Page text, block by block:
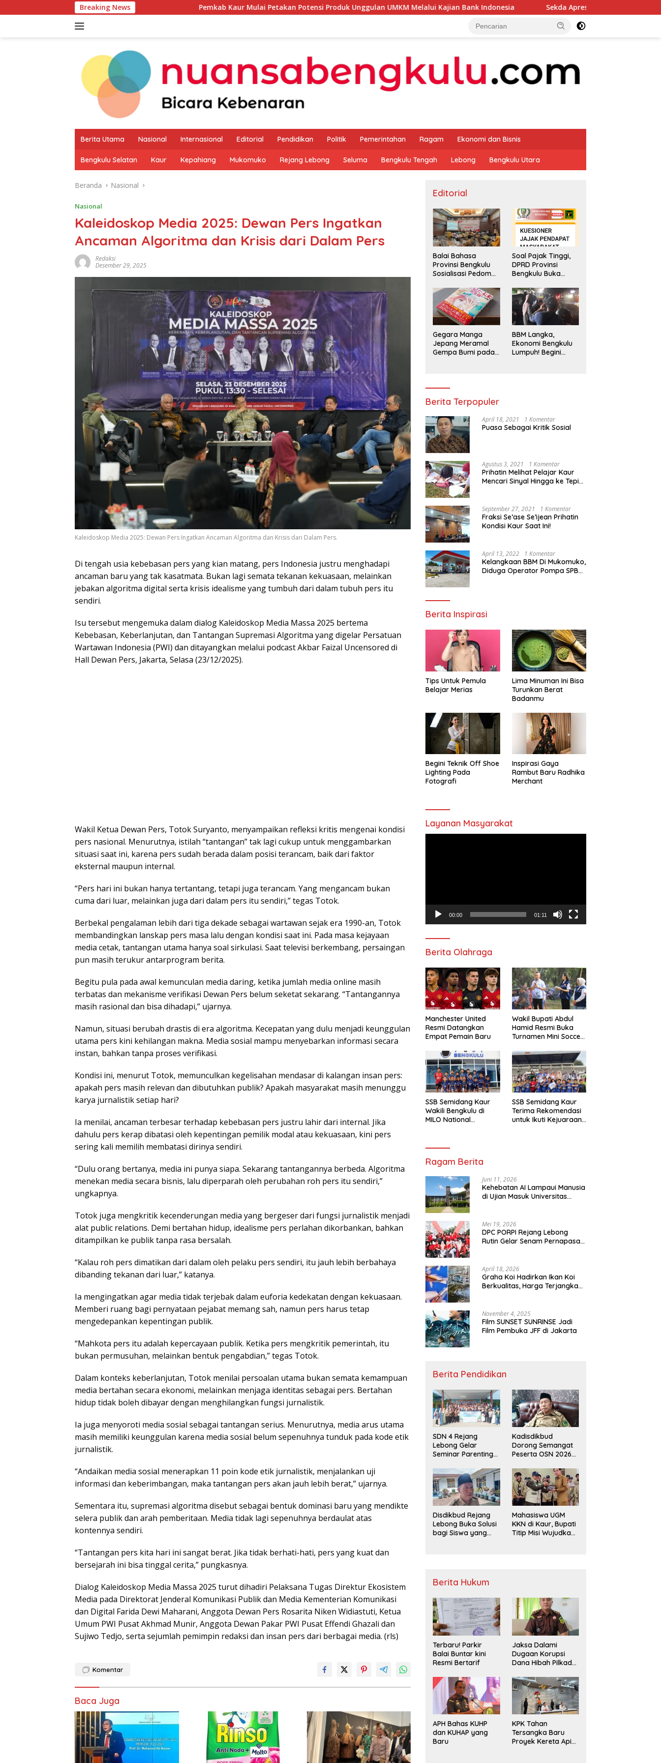
ke
Breaking NewsPemkab Kaur Mulai Petakan Potensi Produk Unggulan UMKM Melalui Kajian Bank Indonesia Sekda Apresiasi Inspektorat Provinsi Bengkulu
Berita Utama Nasional Internasional Editorial Pendidikan Politik Pemerintahan Ragam Ekonomi dan Bisnis
Bengkulu Selatan Kaur Kepahiang Mukomuko Rejang Lebong Seluma Bengkulu Tengah Lebong Bengkulu Utara
Beranda Nasional
Nasional
Kaleidoskop Media 2025: Dewan Pers Ingatkan
Ancaman Algoritma dan Krisis dari Dalam Pers
Redaksi
Desember 29, 2025
Kaleidoskop Media 2025: Dewan Pers Ingatkan Ancaman Algoritma dan Krisis dari Dalam Pers.
Di tengah usia kebebasan pers yang kian matang, pers Indonesia justru menghadapi
ancaman baru yang tak kasatmata. Bukan lagi semata tekanan kekuasaan, melainkan
jebakan algoritma digital serta krisis idealisme yang tumbuh dari dalam tubuh pers itu
sendiri.
Isu tersebut mengemuka dalam dialog Kaleidoskop Media Massa 2025 bertema
Kebebasan, Keberlanjutan, dan Tantangan Supremasi Algoritma yang digelar Persatuan
Wartawan Indonesia (PWI) dan ditayangkan melalui podcast Akbar Faizal Uncensored di
Hall Dewan Pers, Jakarta, Selasa (23/12/2025).
Wakil Ketua Dewan Pers, Totok Suryanto, menyampaikan refleksi kritis mengenai kondisi
pers nasional. Menurutnya, istilah “tantangan” tak lagi cukup untuk menggambarkan
situasi saat ini, karena pers sudah berada dalam posisi terancam, baik dari faktor
eksternal maupun internal.
“Pers hari ini bukan hanya tertantang, tetapi juga terancam. Yang mengancam bukan
cuma dari luar, melainkan juga dari dalam pers itu sendiri,” tegas Totok.
Berbekal pengalaman lebih dari tiga dekade sebagai wartawan sejak era 1990-an, Totok
membandingkan lanskap pers masa lalu dengan kondisi saat ini. Pada masa kejayaan
media cetak, tantangan utama hanya soal sirkulasi. Saat televisi berkembang, persaingan
pun masih terukur antarprogram berita.
Begitu pula pada awal kemunculan media daring, ketika jumlah media online masih
terbatas dan mekanisme verifikasi Dewan Pers belum seketat sekarang. “Tantangannya
masih rasional dan bisa dihadapi,” ujarnya.
Namun, situasi berubah drastis di era algoritma. Kecepatan yang dulu menjadi keunggulan
utama pers kini kehilangan makna. Media sosial mampu menyebarkan informasi secara
instan, bahkan tanpa proses verifikasi.
Kondisi ini, menurut Totok, memunculkan kegelisahan mendasar di kalangan insan pers:
apakah pers masih relevan dan dibutuhkan publik? Apakah masyarakat masih menunggu
karya jurnalistik setiap hari?
Ia menilai, ancaman terbesar terhadap kebebasan pers justru lahir dari internal. Jika
dahulu pers kerap dibatasi oleh kepentingan pemilik modal atau kekuasaan, kini pers
sering kali memilih membatasi dirinya sendiri.
“Dulu orang bertanya, media ini punya siapa. Sekarang tantangannya berbeda. Algoritma
menekan media secara bisnis, lalu diperparah oleh perubahan roh pers itu sendiri,”
ungkapnya.
Totok juga mengkritik kecenderungan media yang bergeser dari fungsi jurnalistik menjadi
alat public relations. Demi bertahan hidup, idealisme pers perlahan dikorbankan, bahkan
ditampilkan ke publik tanpa rasa bersalah.
“Kalau roh pers dimatikan dari dalam oleh pelaku pers sendiri, itu jauh lebih berbahaya
dibanding tekanan dari luar,” katanya.
Ia mengingatkan agar media tidak terjebak dalam euforia kedekatan dengan kekuasaan.
Memberi ruang bagi pernyataan pejabat memang sah, namun pers harus tetap
mengedepankan kepentingan publik.
“Mahkota pers itu adalah kepercayaan publik. Ketika pers mengkritik pemerintah, itu
bukan permusuhan, melainkan bentuk pengabdian,” tegas Totok.
Dalam konteks keberlanjutan, Totok menilai persoalan utama bukan semata kemampuan
media bertahan secara ekonomi, melainkan menjaga identitas sebagai pers. Bertahan
hidup tidak boleh dibayar dengan menghilangkan fungsi jurnalistik.
Ia juga menyoroti media sosial sebagai tantangan serius. Menurutnya, media arus utama
masih memiliki keunggulan karena media sosial belum sepenuhnya tunduk pada kode etik
jurnalistik.
“Andaikan media sosial menerapkan 11 poin kode etik jurnalistik, menjalankan uji
informasi dan keberimbangan, maka tantangan pers akan jauh lebih berat,” ujarnya.
Sementara itu, supremasi algoritma disebut sebagai bentuk dominasi baru yang mendikte
selera publik dan arah pemberitaan. Media tidak lagi sepenuhnya berdaulat atas
kontennya sendiri.
“Tantangan pers kita hari ini sangat berat. Jika tidak berhati-hati, pers yang kuat dan
bersejarah ini bisa tinggal cerita,” pungkasnya.
Dialog Kaleidoskop Media Massa 2025 turut dihadiri Pelaksana Tugas Direktur Ekosistem
Media pada Direktorat Jenderal Komunikasi Publik dan Media Kementerian Komunikasi
dan Digital Farida Dewi Maharani, Anggota Dewan Pers Rosarita Niken Widiastuti, Ketua
Umum PWI Pusat Akhmad Munir, Anggota Dewan Pakar PWI Pusat Effendi Ghazali dan
Sujiwo Tedjo, serta sejumlah pemimpin redaksi dan insan pers dari berbagai media. (rls)
Komentar
Baca Juga
Editorial
Balai Bahasa
Provinsi Bengkulu
Sosialisasi Pedoman
Penggunaan
Bahasa Indonesia
Soal Pajak Tinggi,
DPRD Provinsi
Bengkulu Buka
Pengaduan
Masyarakat
Gegara Manga
Jepang Meramal
Gempa Bumi pada
BBM Langka,
Ekonomi Bengkulu
Lumpuh! Begini
Berita Terpopuler
April 18, 2021 1 Komentar
Puasa Sebagai Kritik Sosial
Agustus 3, 2021 1 Komentar
Prihatin Melihat Pelajar Kaur
Mencari Sinyal Hingga ke Tepi
Segera Bertindak
September 27, 2021 1 Komentar
Fraksi Se’ase Se’ijean Prihatin
Kondisi Kaur Saat Ini!
April 13, 2022 1 Komentar
Kelangkaan BBM Di Mukomuko,
Diduga Operator Pompa SPBU
Berita Inspirasi
Tips Untuk Pemula
Belajar Merias
Lima Minuman Ini Bisa
Turunkan Berat
Badanmu
Begini Teknik Off Shoe
Lighting Pada
Fotografi
Inspirasi Gaya
Rambut Baru Radhika
Merchant
Layanan Masyarakat
00:00 01:11
Berita Olahraga
Manchester United
Resmi Datangkan
Empat Pemain Baru
Wakil Bupati Abdul
Hamid Resmi Buka
Turnamen Mini Soccer
SSB Semidang Kaur
Wakili Bengkulu di
MILO National
SSB Semidang Kaur
Terima Rekomendasi
untuk Ikuti Kejuaraan
Ragam Berita
Juni 11, 2026
Kehebatan AI Lampaui Manusia
di Ujian Masuk Universitas
Mei 19, 2026
DPC PORPI Rejang Lebong
Rutin Gelar Senam Pernapasan
April 18, 2026
Graha Koi Hadirkan Ikan Koi
Berkualitas, Harga Terjangkau
November 4, 2025
Film SUNSET SUNRINSE Jadi
Film Pembuka JFF di Jakarta
Berita Pendidikan
SDN 4 Rejang
Lebong Gelar
Seminar Parenting
Bullying,
Kadisdikbud: Patut
Jadi Contoh
Kadisdikbud
Dorong Semangat
Peserta OSN 2026
Disdikbud Rejang
Lebong Buka Solusi
bagi Siswa yang
Mahasiswa UGM
KKN di Kaur, Bupati
Titip Misi Wujudkan
Berita Hukum
Terbaru! Parkir
Balai Buntar kini
Resmi Bertarif
Jaksa Dalami
Dugaan Korupsi
Dana Hibah Pilkada
Kaur
APH Bahas KUHP
dan KUHAP yang
Baru
KPK Tahan
Tersangka Baru
Proyek Kereta Api